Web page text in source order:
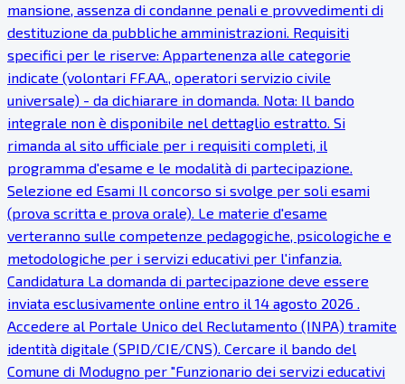
mansione, assenza di condanne penali e provvedimenti di
destituzione da pubbliche amministrazioni. Requisiti
specifici per le riserve: Appartenenza alle categorie
indicate (volontari FF.AA., operatori servizio civile
universale) - da dichiarare in domanda. Nota: Il bando
integrale non è disponibile nel dettaglio estratto. Si
rimanda al sito ufficiale per i requisiti completi, il
programma d'esame e le modalità di partecipazione.
Selezione ed Esami Il concorso si svolge per soli esami
(prova scritta e prova orale). Le materie d'esame
verteranno sulle competenze pedagogiche, psicologiche e
metodologiche per i servizi educativi per l'infanzia.
Candidatura La domanda di partecipazione deve essere
inviata esclusivamente online entro il 14 agosto 2026 .
Accedere al Portale Unico del Reclutamento (INPA) tramite
identità digitale (SPID/CIE/CNS). Cercare il bando del
Comune di Modugno per "Funzionario dei servizi educativi